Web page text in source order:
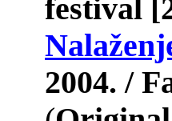
festival
2004. /